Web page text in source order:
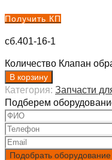
Получить КП
сб.401-16-1
Количество Клапан
В корзину
Категория: Запчасти
Подберем